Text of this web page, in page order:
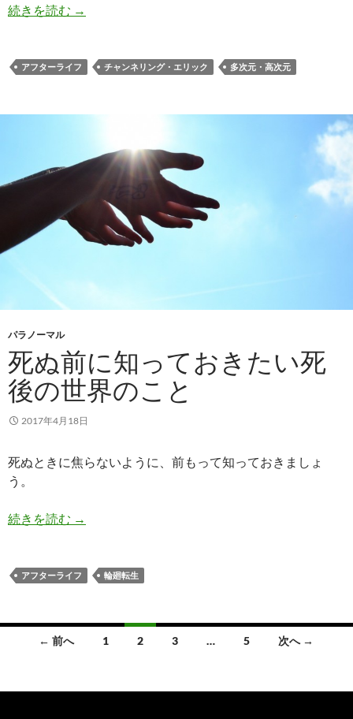
続きを読む エリック君が語る ”過去世や来世との交流につ
→
アフターライフ チャンネリング・エリック 多次元・高次元
パラノーマル
死ぬ前に知っておきたい死
後の世界のこと
2017年4月18日
死ぬときに焦らないように、前もって知っておきましょ
う。
続きを読む 死ぬ前に知っておきたい死後の世界のこと
→
アフターライフ 輪廻転生
ナ
← 前へ 1 2 3 … 5 次へ →